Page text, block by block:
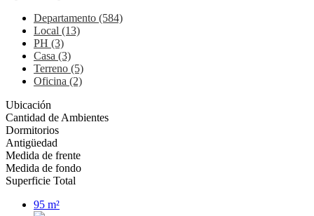
Departamento (584)
Local (13)
PH (3)
Casa (3)
Terreno (5)
Oficina (2)
Ubicación
Cantidad de Ambientes
Dormitorios
Antigüedad
Medida de frente
Medida de fondo
Superficie Total
95 m²